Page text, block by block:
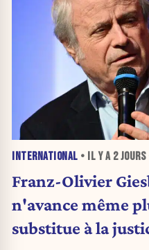
INTERNATIONAL • IL Y A 2 JOURS
Franz-Olivier
n'avance même
substitue à la